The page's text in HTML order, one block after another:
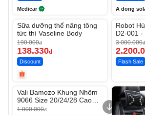
Medicar A dong
-27%
Sữa dưỡng thể nâng tông
tức thì Vaseline Body
190.000đ
138.330đ
Discount
-26%
Robot
D2-001 -
3.000.000đ
Flash Sale
Vali Bamozo Khung Nhôm
9066 Size 20/24/28 Cao
Cấp
1.000.000đ
825.000